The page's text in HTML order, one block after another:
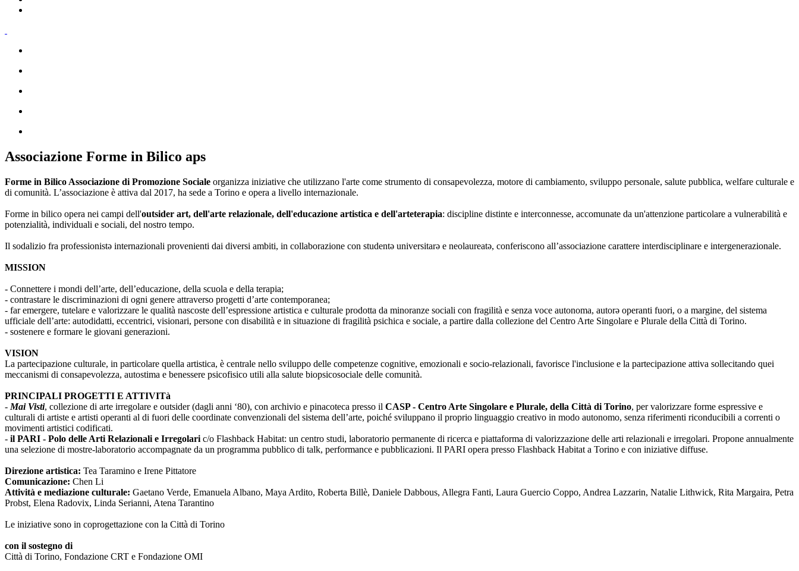
Associazione Forme in Bilico aps
Forme in Bilico Associazione di Promozione Sociale organizza iniziative che utilizzano l'arte come strumento di consapevolezza, motore di cambiamento, sviluppo personale, salute pubblica, welfare culturale e
di comunità. L’associazione è attiva dal 2017, ha sede a Torino e opera a livello internazionale.
Forme in bilico opera nei campi dell'outsider art, dell'arte relazionale, dell'educazione artistica e dell'arteterapia: discipline distinte e interconnesse, accomunate da un'attenzione particolare a vulnerabilità e
potenzialità, individuali e sociali, del nostro tempo.
Il sodalizio fra professionistə internazionali provenienti dai diversi ambiti, in collaborazione con studentə universitarə e neolaureatə, conferiscono all’associazione carattere interdisciplinare e intergenerazionale.
MISSION
- Connettere i mondi dell’arte, dell’educazione, della scuola e della terapia;
- contrastare le discriminazioni di ogni genere attraverso progetti d’arte contemporanea;
- far emergere, tutelare e valorizzare le qualità nascoste dell’espressione artistica e culturale prodotta da minoranze sociali con fragilità e senza voce autonoma, autorə operanti fuori, o a margine, del sistema
ufficiale dell’arte: autodidatti, eccentrici, visionari, persone con disabilità e in situazione di fragilità psichica e sociale, a partire dalla collezione del Centro Arte Singolare e Plurale della Città di Torino.
- sostenere e formare le giovani generazioni.
VISION
La partecipazione culturale, in particolare quella artistica, è centrale nello sviluppo delle competenze cognitive, emozionali e socio-relazionali, favorisce l'inclusione e la partecipazione attiva sollecitando quei
meccanismi di consapevolezza, autostima e benessere psicofisico utili alla salute biopsicosociale delle comunità.
PRINCIPALI PROGETTI E ATTIVITà
- Mai Visti, collezione di arte irregolare e outsider (dagli anni ‘80), con archivio e pinacoteca presso il CASP - Centro Arte Singolare e Plurale, della Città di Torino, per valorizzare forme espressive e
culturali di artiste e artisti operanti al di fuori delle coordinate convenzionali del sistema dell’arte, poiché sviluppano il proprio linguaggio creativo in modo autonomo, senza riferimenti riconducibili a correnti o
movimenti artistici codificati.
- il PARI - Polo delle Arti Relazionali e Irregolari c/o Flashback Habitat: un centro studi, laboratorio permanente di ricerca e piattaforma di valorizzazione delle arti relazionali e irregolari. Propone annualmente
una selezione di mostre-laboratorio accompagnate da un programma pubblico di talk, performance e pubblicazioni. Il PARI opera presso Flashback Habitat a Torino e con iniziative diffuse.
Direzione artistica: Tea Taramino e Irene Pittatore
Comunicazione: Chen Li
Attività e mediazione culturale: Gaetano Verde, Emanuela Albano, Maya Ardito, Roberta Billè, Daniele Dabbous, Allegra Fanti, Laura Guercio Coppo, Andrea Lazzarin, Natalie Lithwick, Rita Margaira, Petra
Probst, Elena Radovix, Linda Serianni, Atena Tarantino
Le iniziative sono in coprogettazione con la Città di Torino
con il sostegno di
Città di Torino, Fondazione CRT e Fondazione OMI